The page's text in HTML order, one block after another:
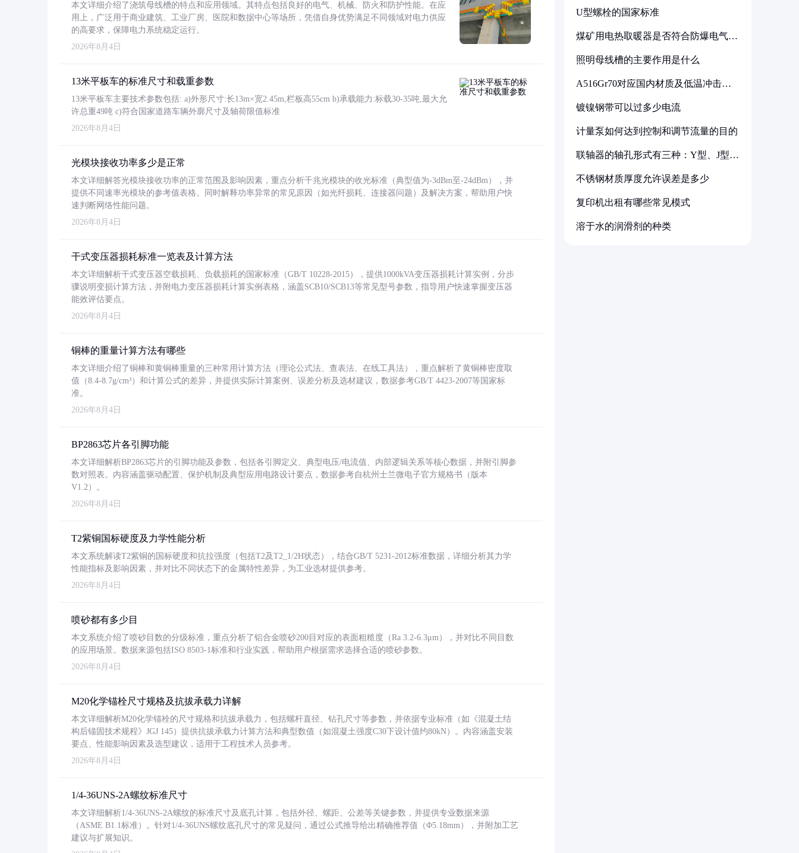
本文详细介绍了浇筑母线槽的特点和应用领域。其特点包括良好的电气、机械、防火和防护性能。在应
用上，广泛用于商业建筑、工业厂房、医院和数据中心等场所，凭借自身优势满足不同领域对电力供应
的高要求，保障电力系统稳定运行。
2026年8月4日
13米平板车的标准尺寸和载重参数
13米平板车主要技术参数包括: a)外形尺寸:长13m×宽2.45m,栏板高55cm b)承载能力:标载30-35吨,最大允
许总重49吨 c)符合国家道路车辆外廓尺寸及轴荷限值标准
2026年8月4日
光模块接收功率多少是正常
本文详细解答光模块接收功率的正常范围及影响因素，重点分析千兆光模块的收光标准（典型值为-3dBm至-24dBm），并
提供不同速率光模块的参考值表格。同时解释功率异常的常见原因（如光纤损耗、连接器问题）及解决方案，帮助用户快
速判断网络性能问题。
2026年8月4日
干式变压器损耗标准一览表及计算方法
本文详细解析干式变压器空载损耗、负载损耗的国家标准（GB/T 10228-2015），提供1000kVA变压器损耗计算实例，分步
骤说明变损计算方法，并附电力变压器损耗计算实例表格，涵盖SCB10/SCB13等常见型号参数，指导用户快速掌握变压器
能效评估要点。
2026年8月4日
铜棒的重量计算方法有哪些
本文详细介绍了铜棒和黄铜棒重量的三种常用计算方法（理论公式法、查表法、在线工具法），重点解析了黄铜棒密度取
值（8.4-8.7g/cm³）和计算公式的差异，并提供实际计算案例、误差分析及选材建议，数据参考GB/T 4423-2007等国家标
准。
2026年8月4日
BP2863芯片各引脚功能
本文详细解析BP2863芯片的引脚功能及参数，包括各引脚定义、典型电压/电流值、内部逻辑关系等核心数据，并附引脚参
数对照表。内容涵盖驱动配置、保护机制及典型应用电路设计要点，数据参考自杭州士兰微电子官方规格书（版本
V1.2）。
2026年8月4日
T2紫铜国标硬度及力学性能分析
本文系统解读T2紫铜的国标硬度和抗拉强度（包括T2及T2_1/2H状态），结合GB/T 5231-2012标准数据，详细分析其力学
性能指标及影响因素，并对比不同状态下的金属特性差异，为工业选材提供参考。
2026年8月4日
喷砂都有多少目
本文系统介绍了喷砂目数的分级标准，重点分析了铝合金喷砂200目对应的表面粗糙度（Ra 3.2-6.3μm），并对比不同目数
的应用场景。数据来源包括ISO 8503-1标准和行业实践，帮助用户根据需求选择合适的喷砂参数。
2026年8月4日
M20化学锚栓尺寸规格及抗拔承载力详解
本文详细解析M20化学锚栓的尺寸规格和抗拔承载力，包括螺杆直径、钻孔尺寸等参数，并依据专业标准（如《混凝土结
构后锚固技术规程》JGJ 145）提供抗拔承载力计算方法和典型数值（如混凝土强度C30下设计值约80kN）。内容涵盖安装
要点、性能影响因素及选型建议，适用于工程技术人员参考。
2026年8月4日
1/4-36UNS-2A螺纹标准尺寸
本文详细解析1/4-36UNS-2A螺纹的标准尺寸及底孔计算，包括外径、螺距、公差等关键参数，并提供专业数据来源
（ASME B1.1标准）。针对1/4-36UNS螺纹底孔尺寸的常见疑问，通过公式推导给出精确推荐值（Φ5.18mm），并附加工艺
建议与扩展知识。
U型螺栓的国家标准
煤矿用电热取暖器是否符合防爆电气设
照明母线槽的主要作用是什么
A516Gr70对应国内材质及低温冲击要
镀镍钢带可以过多少电流
计量泵如何达到控制和调节流量的目的
联轴器的轴孔形式有三种：Y型、J型、
不锈钢材质厚度允许误差是多少
复印机出租有哪些常见模式
溶于水的润滑剂的种类